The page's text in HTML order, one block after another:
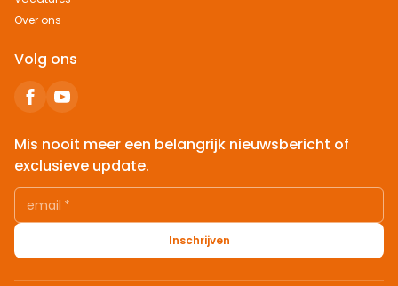
Over ons
Volg ons
Mis nooit meer een belangrijk nieuwsbericht of
exclusieve update.
email *
Inschrijven